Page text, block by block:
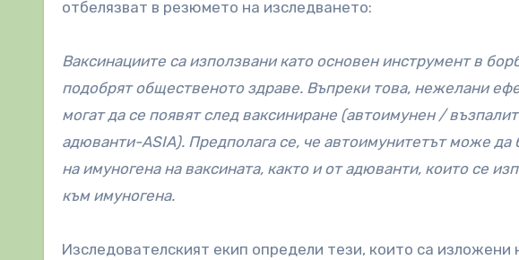
отбелязват в резюмето на изследването:
Ваксинациите са използвани като основен инструмент в
подобрят общественото здраве. Въпреки това, нежелани
могат да се появят след ваксиниране (автоимунен /
адюванти-ASIA). Предполага се, че автоимунитетът може
на имуногена на ваксината, както и от адюванти, които се
към имуногена.
Изследователският екип определи тези, които са